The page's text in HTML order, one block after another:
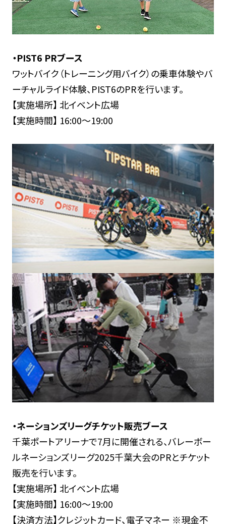
・PIST6 PRブース
ワットバイク（トレーニング用バイク）の乗車体験やバ
ーチャルライド体験、PIST6のPRを行います。
【実施場所】 北イベント広場
【実施時間】 16:00～19:00
・ネーションズリーグチケット販売ブース
千葉ポートアリーナで7月に開催される、バレーボー
ルネーションズリーグ2025千葉大会のPRとチケット
販売を行います。
【実施場所】 北イベント広場
【実施時間】 16:00～19:00
【決済方法】クレジットカード、電子マネー ※現金不